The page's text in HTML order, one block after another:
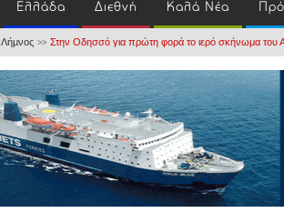
Ελλάδα Διεθνή Καλά Νέα
Λήμνος >> Στην Οδησσό για πρώτη φορά το ιερό σκήνωμα